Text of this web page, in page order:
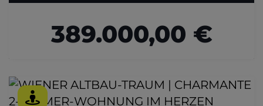
389.000,00 €